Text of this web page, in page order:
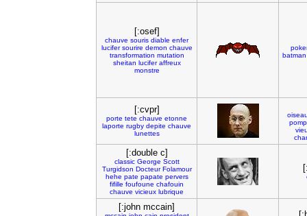
[:osef]
chauve souris diable enfer
lucifer sourire demon chauve
transformation mutation
sheitan lucifer affreux
monstre
batman
[:cvpr]
porte tete chauve etonne
laporte rugby depite chauve
lunettes
[:double c]
classic George Scott
Turgidson Docteur Folamour
hehe pate papate pervers
fifille foufoune chafouin
chauve vicieux lubrique
[:john mccain]